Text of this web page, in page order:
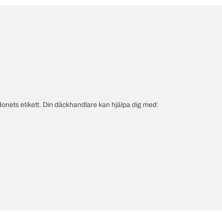
etikett. Din däckhandlare kan hjälpa dig med: